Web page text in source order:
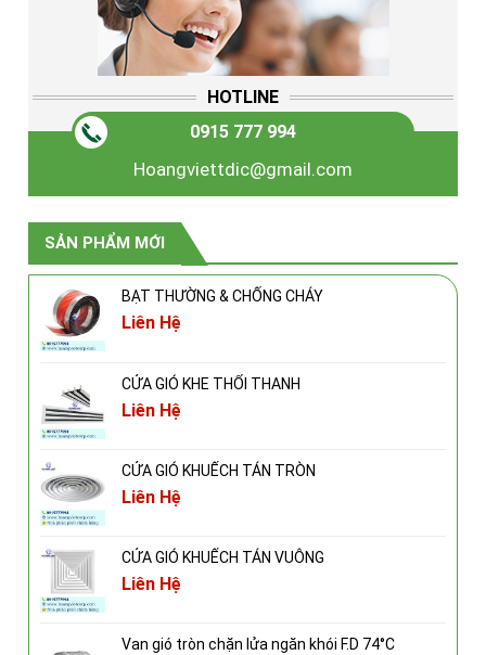
HOTLINE
0915 777 994
Hoangviettdic@gmail.com
SẢN PHẨM MỚI
BẠT THƯỜNG & CHỐNG CHÁY
Liên Hệ
CỬA GIÓ KHE THỔI THANH
Liên Hệ
CỬA GIÓ KHUẾCH TÁN TRÒN
Liên Hệ
CỬA GIÓ KHUẾCH TÁN VUÔNG
Liên Hệ
Van gió tròn chặn lửa ngăn khói F.D 74°C